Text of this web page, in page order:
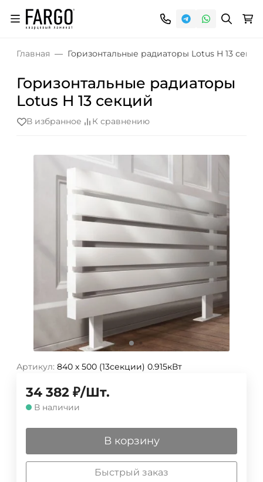
Главная Горизонтальные радиаторы Lotus H 13
Горизонтальные радиаторы
Lotus H 13 секций
В избранное К сравнению
Артикул: 840 х 500 (13секции) 0.915кВт
34 382 ₽/Шт.
В наличии
В корзину
Быстрый заказ